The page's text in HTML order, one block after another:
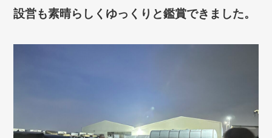
設営も素晴らしくゆっくりと鑑賞できました。